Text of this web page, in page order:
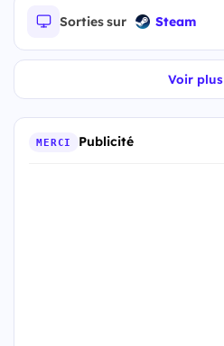
Sorties sur Steam
Voir plus
MERCI Publicité